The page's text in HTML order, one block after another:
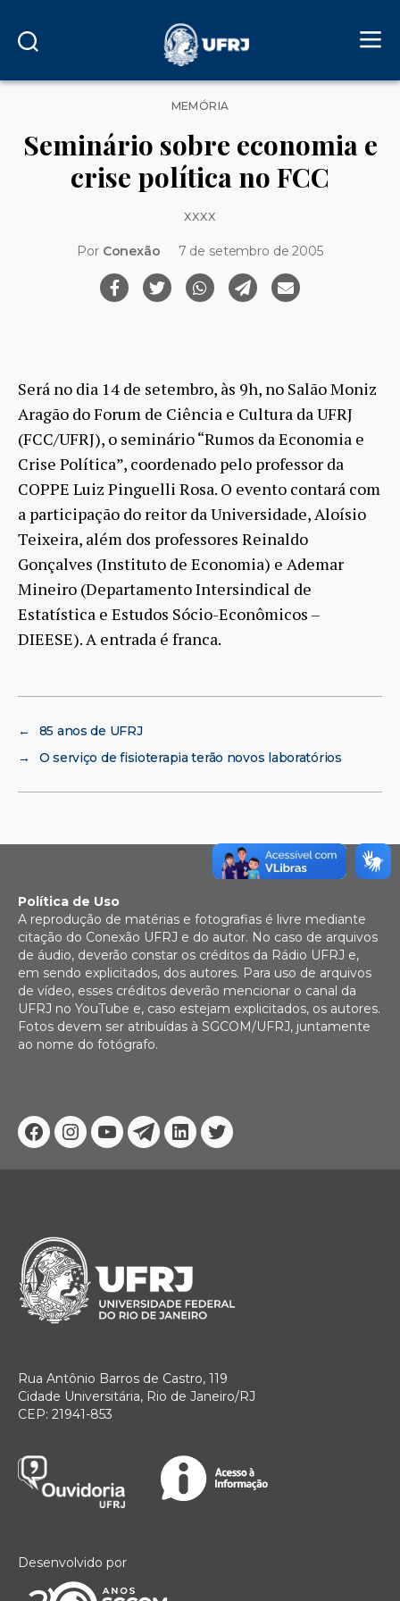
Categorias
MEMÓRIA
Seminário sobre economia e
crise política no FCC
xxxx
Por Conexão 7 de setembro de 2005
Será no dia 14 de setembro, às 9h, no Salão Moniz
Aragão do Forum de Ciência e Cultura da UFRJ
(FCC/UFRJ), o seminário “Rumos da Economia e
Crise Política”, coordenado pelo professor da
COPPE Luiz Pinguelli Rosa. O evento contará com
a participação do reitor da Universidade, Aloísio
Teixeira, além dos professores Reinaldo
Gonçalves (Instituto de Economia) e Ademar
Mineiro (Departamento Intersindical de
Estatística e Estudos Sócio-Econômicos –
DIEESE). A entrada é franca.
←
85 anos de UFRJ
→
O serviço de fisioterapia terão novos laboratórios
Facebook
Instagram
YoutubeTelegram
Linkedin
Twitter
Política de Uso
A reprodução de matérias e fotografias é livre mediante
citação do Conexão UFRJ e do autor. No caso de arquivos
de áudio, deverão constar os créditos da Rádio UFRJ e,
em sendo explicitados, dos autores. Para uso de arquivos
de vídeo, esses créditos deverão mencionar o canal da
UFRJ no YouTube e, caso estejam explicitados, os autores.
Fotos devem ser atribuídas à SGCOM/UFRJ, juntamente
ao nome do fotógrafo.
Rua Antônio Barros de Castro, 119
Cidade Universitária, Rio de Janeiro/RJ
CEP: 21941-853
Desenvolvido por